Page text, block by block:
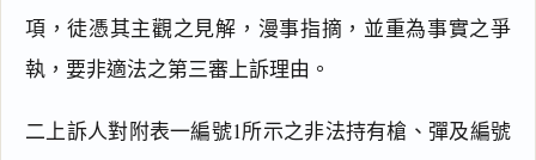
項，徒憑其主觀之見解，漫事指摘，並重為事實之爭
執，要非適法之第三審上訴理由。
二上訴人對附表一編號1所示之非法持有槍、彈及編號